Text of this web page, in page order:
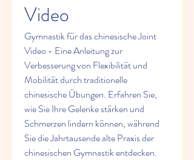
Video
Gymnastik für das chinesische Joint
Video - Eine Anleitung zur
Verbesserung von Flexibilität und
Mobilität durch traditionelle
chinesische Übungen. Erfahren Sie,
wie Sie Ihre Gelenke stärken und
Schmerzen lindern können, während
Sie die Jahrtausende alte Praxis der
chinesischen Gymnastik entdecken.